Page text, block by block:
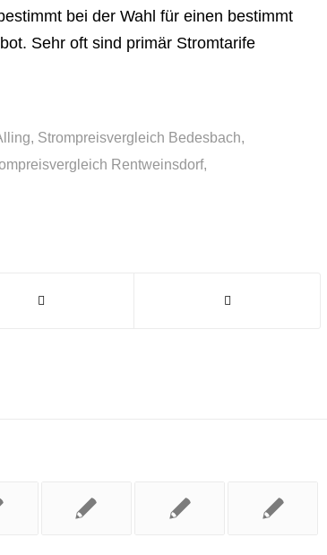
bei der Wahl für einen bestimmt
Sehr oft sind primär Stromtarife
, Strompreisvergleich Bedesbach,
Rentweinsdorf,